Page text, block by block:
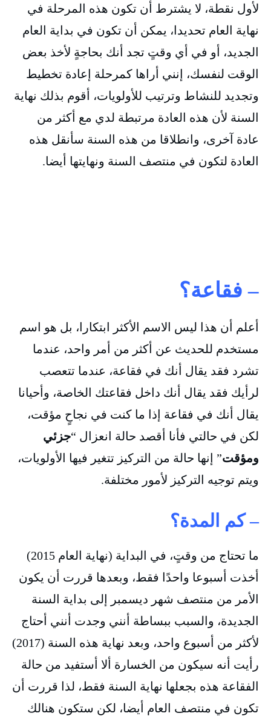
لأول نقطة، لا يشترط أن تكون هذه المرحلة في
نهاية العام تحديدا، يمكن أن تكون في بداية العام
الجديد، أو في أي وقتٍ تجد أنك بحاجةٍ لأخذ بعض
الوقت لنفسك، إنني أراها كمرحلة إعادة تخطيط
وتجديد للنشاط وترتيب للأولويات، أقوم بذلك نهاية
السنة لأن هذه العادة مرتبطة لدي مع أكثر من
عادة آخرى، وانطلاقا من هذه السنة سأنقل هذه
العادة لتكون في منتصف السنة ونهايتها أيضا.
– فقاعة؟
أعلم أن هذا ليس الاسم الأكثر ابتكارا، بل هو اسم
مستخدم للحديث عن أكثر من أمر واحد، عندما
تشرد فقد يقال أنك في فقاعة، عندما تتعصب
لرأيك فقد يقال أنك داخل فقاعتك الخاصة، وأحيانا
يقال أنك في فقاعة إذا ما كنت في نجاحٍ مؤقت،
لكن في حالتي فأنا أقصد حالة انعزال “جزئي
ومؤقت” إنها حالة من التركيز تتغير فيها الأولويات،
ويتم توجيه التركيز لأمور مختلفة.
– كم المدة؟
ما تحتاج من وقتٍ، في البداية (نهاية العام 2015)
أخذت أسبوعا واحدًا فقط، وبعدها قررت أن يكون
الأمر من منتصف شهر ديسمبر إلى بداية السنة
الجديدة، والسبب ببساطة أنني وجدت أنني أحتاج
لأكثر من أسبوع واحد، وبعد نهاية هذه السنة (2017)
رأيت أنه سيكون من الخسارة ألا أستفيد من حالة
الفقاعة هذه بجعلها نهاية السنة فقط، لذا قررت أن
تكون في منتصف العام أيضا، لكن ستكون هنالك